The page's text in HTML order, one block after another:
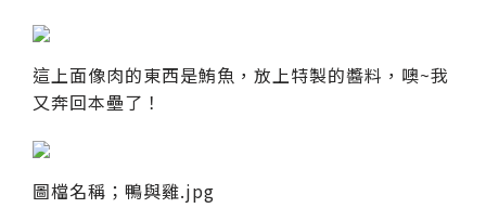
這上面像肉的東西是鮪魚，放上特製的醬料，噢~我
又奔回本壘了！
圖檔名稱；鴨與雞.jpg